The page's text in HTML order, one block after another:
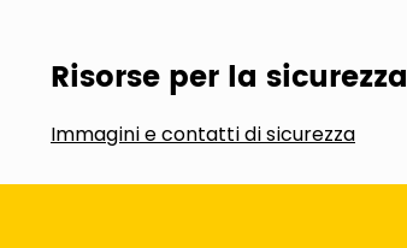
Risorse per la sicurezza
Immagini e contatti di sicurezza